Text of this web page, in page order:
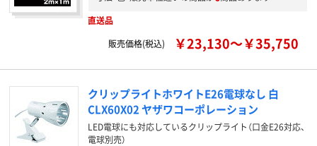
直送品
販売価格(税込)
￥23,130～￥35,750
クリップライトホワイトE26電球なし 白
CLX60X02 ヤザワコーポレーション
LED電球にも対応しているクリップライト（口金E26対応、
電球別売）